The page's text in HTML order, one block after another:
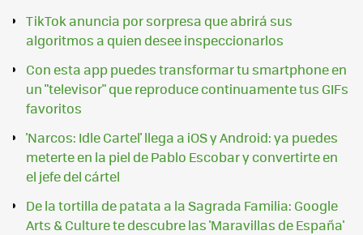
TikTok anuncia por sorpresa que abrirá sus
algoritmos a quien desee inspeccionarlos
Con esta app puedes transformar tu smartphone en
un "televisor" que reproduce continuamente tus GIFs
favoritos
'Narcos: Idle Cartel' llega a iOS y Android: ya puedes
meterte en la piel de Pablo Escobar y convertirte en
el jefe del cártel
De la tortilla de patata a la Sagrada Familia: Google
Arts & Culture te descubre las 'Maravillas de España'